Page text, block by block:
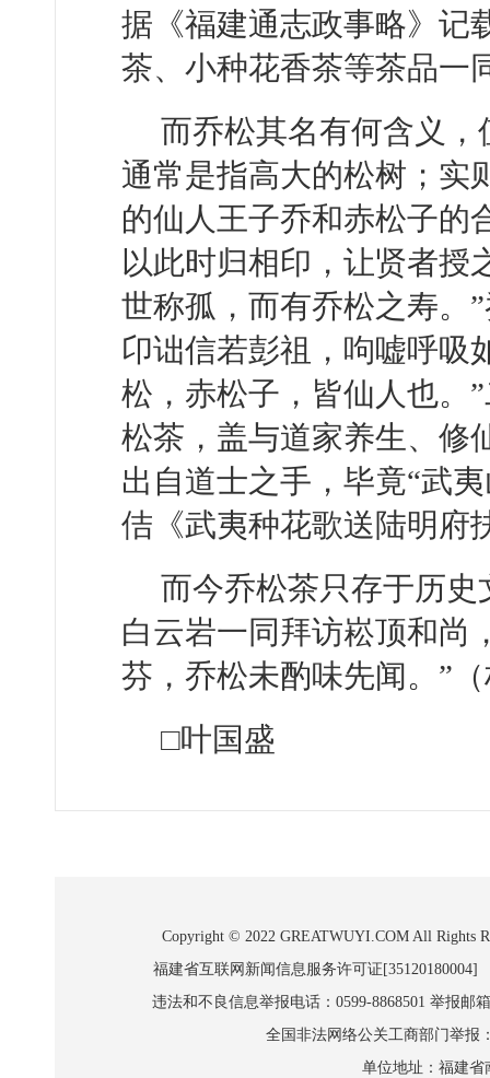
据《福建通志政事略》记
茶、小种花香茶等茶品一
而乔松其名有何含义
通常是指高大的松树；实
的仙人王子乔和赤松子的
以此时归相印，让贤者授
世称孤，而有乔松之寿。
卬诎信若彭祖，呴嘘呼吸
松，赤松子，皆仙人也。
松茶，盖与道家养生、修
出自道士之手，毕竟“武
佶《武夷种花歌送陆明府
而今乔松茶只存于历
白云岩一同拜访崧顶和尚
芬，乔松未酌味先闻。”
□叶国盛
Copyright © 2022 GREATWUYI.COM All Rights
福建省互联网新闻信息服务许可证
违法和不良信息举报电话：0599-8868501 举报邮
全国非法网络公关工商部门举报
单位地址：福建省